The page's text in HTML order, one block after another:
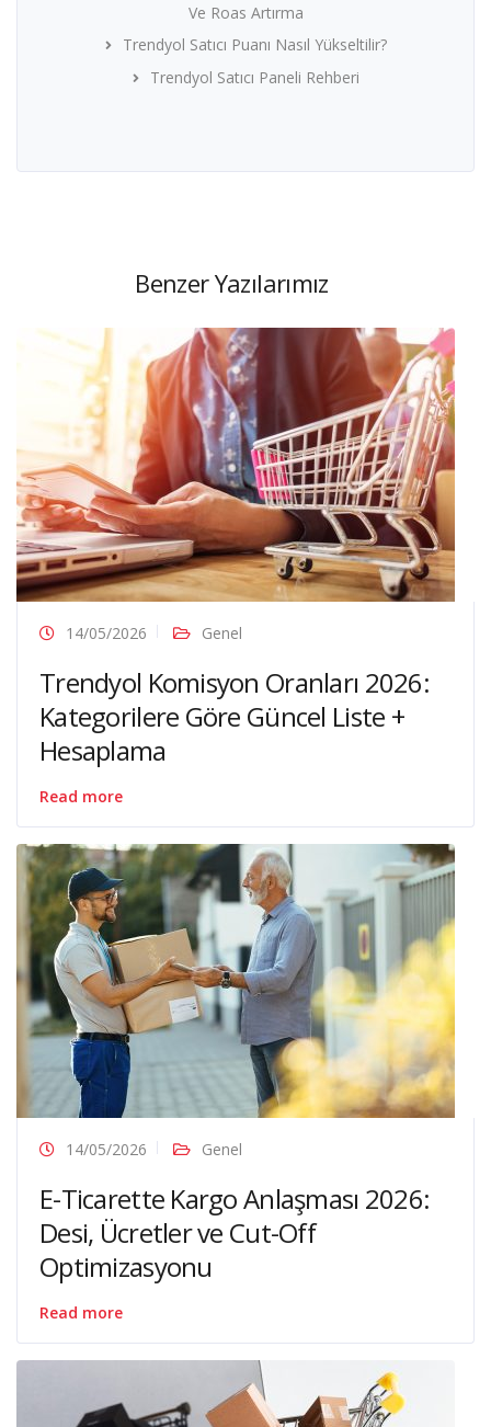
Ve Roas Artırma
Trendyol Satıcı Puanı Nasıl Yükseltilir?
Trendyol Satıcı Paneli Rehberi
Benzer Yazılarımız
14/05/2026 Genel
Trendyol Komisyon Oranları 2026:
Kategorilere Göre Güncel Liste +
Hesaplama
Read more
14/05/2026 Genel
E-Ticarette Kargo Anlaşması 2026:
Desi, Ücretler ve Cut-Off
Optimizasyonu
Read more